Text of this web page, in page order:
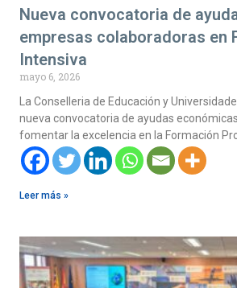
Nueva convocatoria de
empresas colaboradoras en
Intensiva
mayo 6, 2026
La Conselleria de Educación y
nueva convocatoria de ayudas
fomentar la excelencia en la Formación
Leer más »